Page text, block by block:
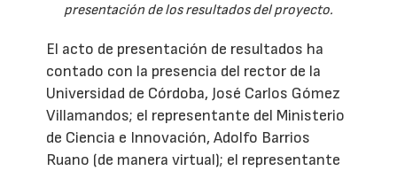
presentación de los resultados del proyecto.
El acto de presentación de resultados ha
contado con la presencia del rector de la
Universidad de Córdoba, José Carlos Gómez
Villamandos; el representante del Ministerio
de Ciencia e Innovación, Adolfo Barrios
Ruano (de manera virtual); el representante